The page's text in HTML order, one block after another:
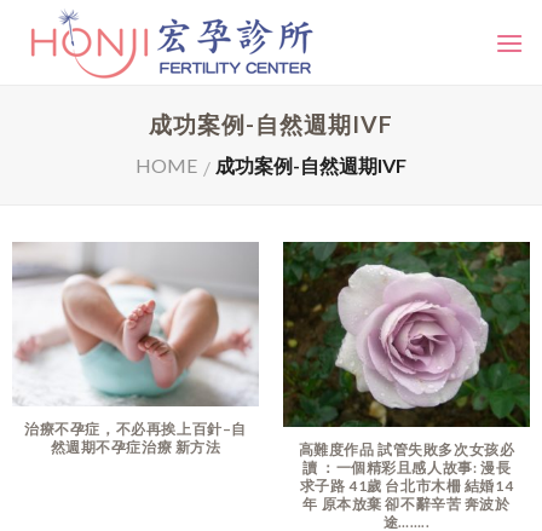
成功案例-自然週期IVF
HOME / 成功案例-自然週期IVF
治療不孕症，不必再挨上百針–自
然週期不孕症治療 新方法
高難度作品 試管失敗多次女孩必
讀 ：一個精彩且感人故事: 漫長
求子路 41歲 台北市木柵 結婚14
年 原本放棄 卻不辭辛苦 奔波於
途……..